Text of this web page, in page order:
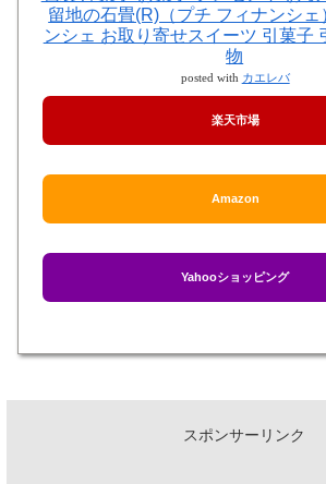
留地の石畳(R)（プチ フィナンシェ
ンシェ お取り寄せスイーツ 引菓子
物
posted with カエレバ
楽天市場
Amazon
Yahooショッピング
スポンサーリンク